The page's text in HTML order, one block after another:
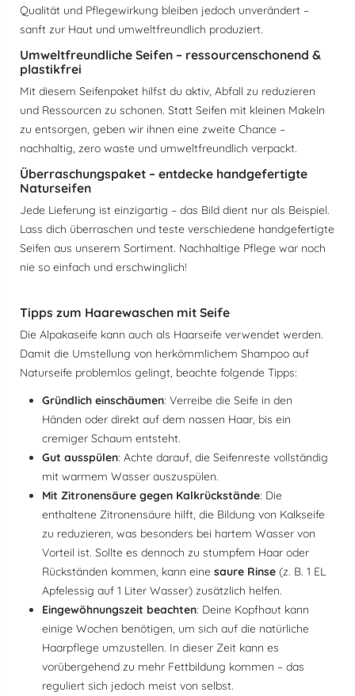
Qualität und Pflegewirkung bleiben jedoch unverändert –
sanft zur Haut und umweltfreundlich produziert.
Umweltfreundliche Seifen – ressourcenschonend &
plastikfrei
Mit diesem Seifenpaket hilfst du aktiv, Abfall zu reduzieren
und Ressourcen zu schonen. Statt Seifen mit kleinen Makeln
zu entsorgen, geben wir ihnen eine zweite Chance –
nachhaltig, zero waste und umweltfreundlich verpackt.
Überraschungspaket – entdecke handgefertigte
Naturseifen
Jede Lieferung ist einzigartig – das Bild dient nur als Beispiel.
Lass dich überraschen und teste verschiedene handgefertigte
Seifen aus unserem Sortiment. Nachhaltige Pflege war noch
nie so einfach und erschwinglich!
Tipps zum Haarewaschen mit Seife
Die Alpakaseife kann auch als Haarseife verwendet werden.
Damit die Umstellung von herkömmlichem Shampoo auf
Naturseife problemlos gelingt, beachte folgende Tipps:
Gründlich einschäumen: Verreibe die Seife in den
Händen oder direkt auf dem nassen Haar, bis ein
cremiger Schaum entsteht.
Gut ausspülen: Achte darauf, die Seifenreste vollständig
mit warmem Wasser auszuspülen.
Mit Zitronensäure gegen Kalkrückstände: Die
enthaltene Zitronensäure hilft, die Bildung von Kalkseife
zu reduzieren, was besonders bei hartem Wasser von
Vorteil ist. Sollte es dennoch zu stumpfem Haar oder
Rückständen kommen, kann eine saure Rinse (z. B. 1 EL
Apfelessig auf 1 Liter Wasser) zusätzlich helfen.
Eingewöhnungszeit beachten: Deine Kopfhaut kann
einige Wochen benötigen, um sich auf die natürliche
Haarpflege umzustellen. In dieser Zeit kann es
vorübergehend zu mehr Fettbildung kommen – das
reguliert sich jedoch meist von selbst.